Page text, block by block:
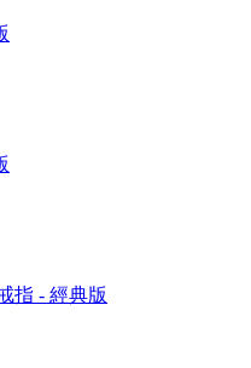
指 - 經典版